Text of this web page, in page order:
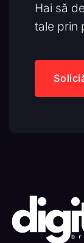
Hai să
tale prin